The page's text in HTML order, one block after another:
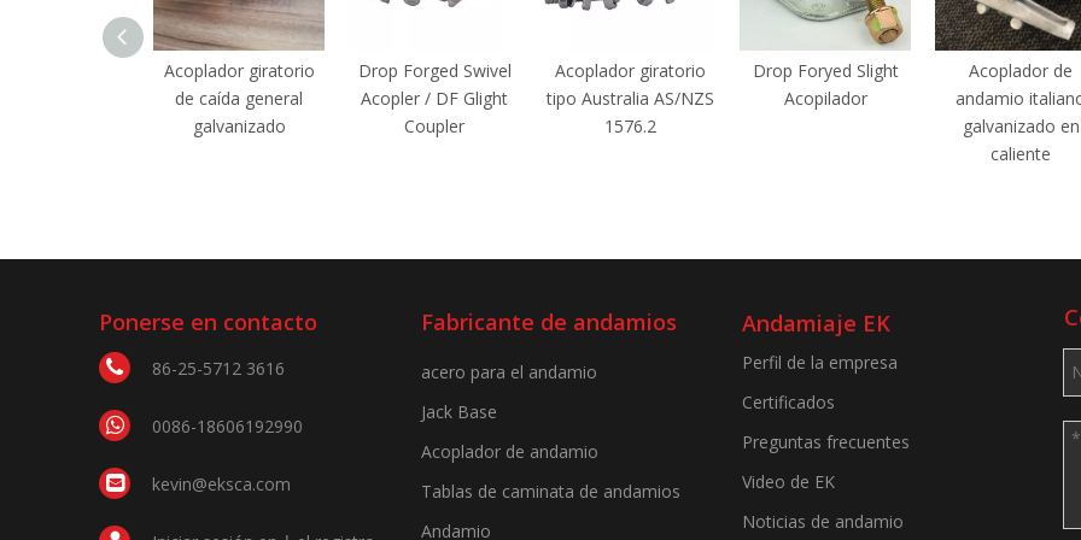
Acoplador giratorio
de caída general
galvanizado
Drop Forged Swivel
Acopler / DF Glight
Coupler
Acoplador giratorio
tipo Australia AS/NZS
1576.2
Drop Foryed Slight
Acopilador
Acoplador de
andamio
galvanizado en
caliente
Ponerse en contacto
86-25-5712 3616
0086-18606192990
kevin@eksca.com
Fabricante de andamios
acero para el andamio
Jack Base
Acoplador de andamio
Tablas de caminata de andamios
Andamio
Andamiaje EK
Perfil de la empresa
Certificados
Preguntas frecuentes
Video de EK
Noticias de andamio